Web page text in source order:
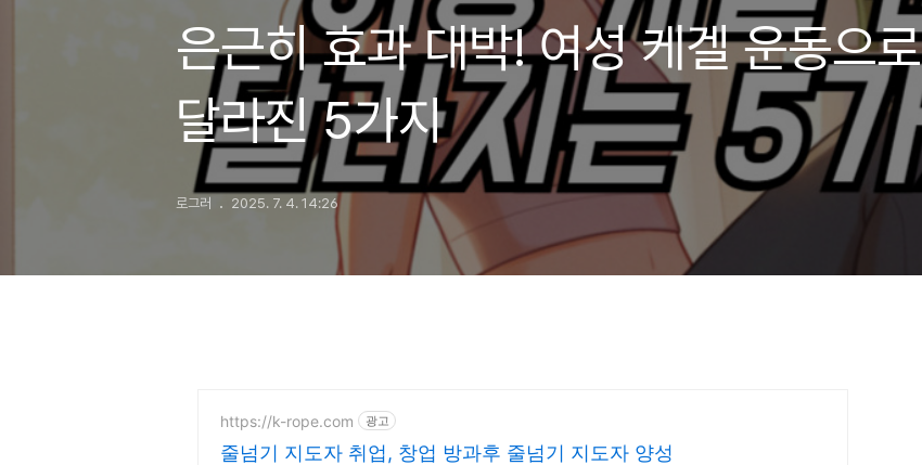
은근히 효과 대박! 여성 케겔 운동으로
달라진 5가지
로그러 2025. 7. 4. 14:26
https://k-rope.com 광고
줄넘기 지도자 취업, 창업 방과후 줄넘기 지도자 양성